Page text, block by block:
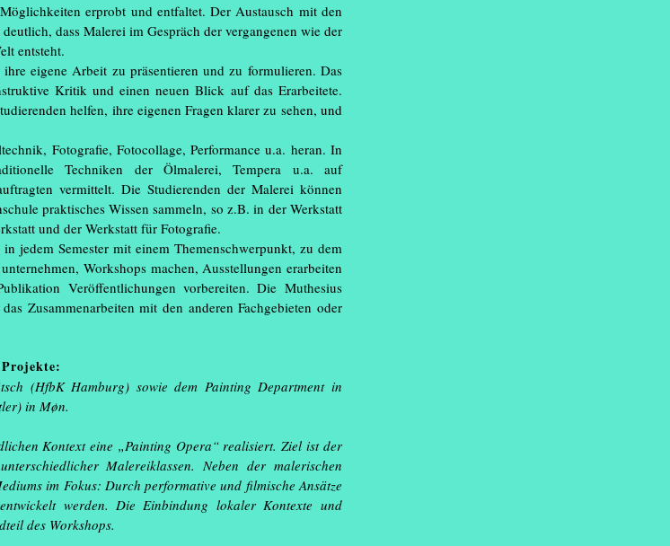
sowie
einzige
Projekte. Das
Produktdesign
Ausstellung (...)
sichtbar wird – all I might see (...)
28.08.2026 – 28.08.2026
04.09.2026 – 19.09.2026
The
Master’s House (...)
05.09.2026 – 13.09.2026
Ausstellung: Abwesenheit (...)
09.12.2026 – 09.12.2026 Viola!
Klasse! (...)
Mappenberatung
Industriedesign 14.09. 2026, Zoom,
Bitte anmelden.
erprobt und entfaltet. Der Austausch mit den
dass Malerei im Gespräch der vergangenen wie der
entsteht.
eigene Arbeit zu präsentieren und zu formulieren. Das
Kritik und einen neuen Blick auf das Erarbeitete.
helfen, ihre eigenen Fragen klarer zu sehen, und
Fotografie, Fotocollage, Performance u.a. heran. In
Techniken der Ölmalerei, Tempera u.a. auf
vermittelt. Die Studierenden der Malerei können
praktisches Wissen sammeln, so z.B. in der Werkstatt
und der Werkstatt für Fotografie.
jedem Semester mit einem Themenschwerpunkt, zu dem
Workshops machen, Ausstellungen erarbeiten
Veröffentlichungen vorbereiten. Die Muthesius
Zusammenarbeiten mit den anderen Fachgebieten oder
(HfbK Hamburg) sowie dem Painting Department in
in Møn.
Kontext eine „Painting Opera“ realisiert. Ziel ist der
Malereiklassen. Neben der malerischen
im Fokus: Durch performative und filmische Ansätze
werden. Die Einbindung lokaler Kontexte und
des Workshops.